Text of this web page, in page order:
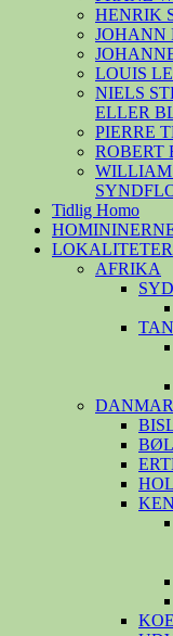
HENRIK
JOHANN
LOUIS
NIELS
ELLER
PIERRE
ROBERT
WILLIAM
Tidlig Homo
LOKALITETER
AFRIKA